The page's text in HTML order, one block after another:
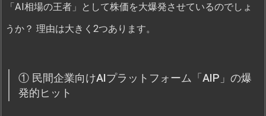
「AI相場の王者」として株価を大爆発させているのでしょ
うか？ 理由は大きく2つあります。
① 民間企業向けAIプラットフォーム「AIP」の爆
発的ヒット